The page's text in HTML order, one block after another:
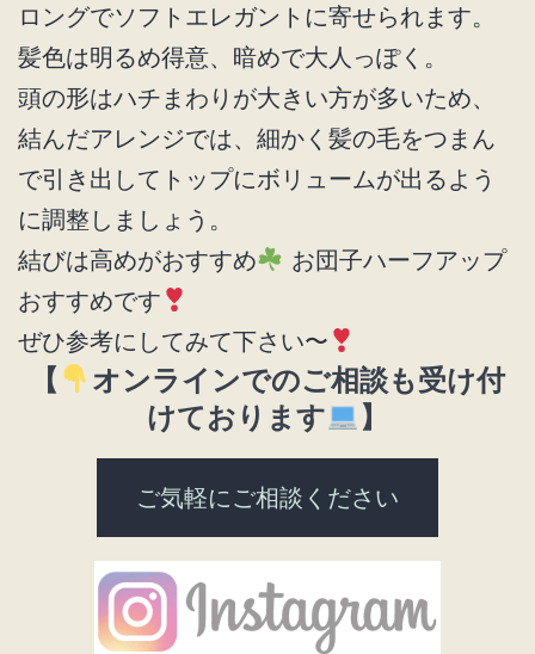
ロングでソフトエレガントに寄せられます。
髪色は明るめ得意、暗めで大人っぽく。
頭の形はハチまわりが大きい方が多いため、
結んだアレンジでは、細かく髪の毛をつまん
で引き出してトップにボリュームが出るよう
に調整しましょう。
結びは高めがおすすめ
お団子ハーフアップ
おすすめです
ぜひ参考にしてみて下さい〜
【
オンラインでのご相談も受け付
けております
】
ご気軽にご相談ください